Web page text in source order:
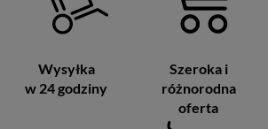
Wysyłka
w 24 godziny
Szeroka i
różnorodna
oferta